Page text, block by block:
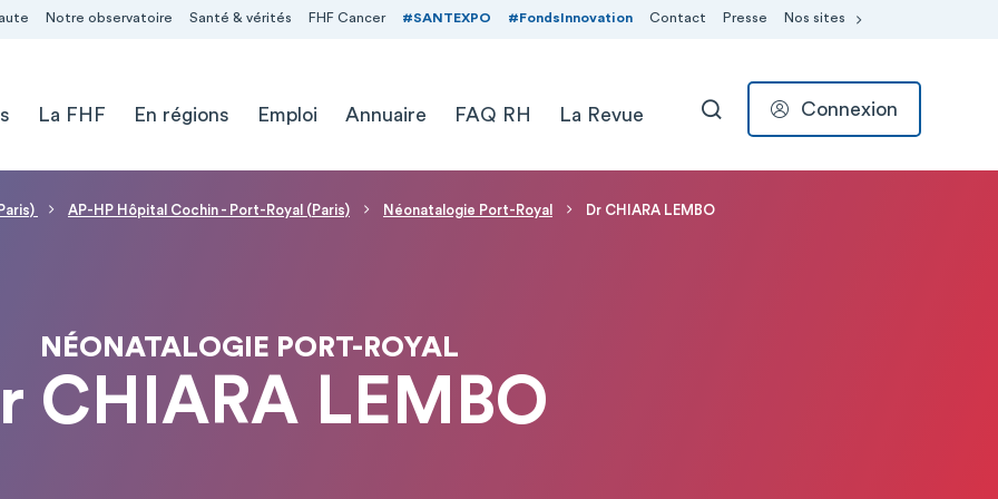
Notre observatoire Santé & vérités FHF Cancer #SANTEXPO #FondsInnovation Contact Presse Nos sites
La FHF En régions Emploi Annuaire FAQ RH La Revue RECHERCHER
Connexion
AP-HP Hôpital Cochin - Port-Royal (Paris) Néonatalogie Port-Royal Dr CHIARA LEMBO
NÉONATALOGIE PORT-ROYAL
CHIARA LEMBO